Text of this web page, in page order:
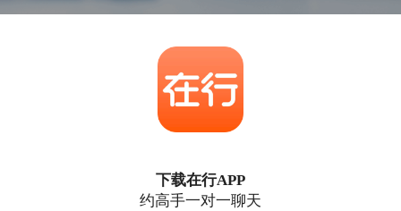
下载在行APP
约高手一对一聊天